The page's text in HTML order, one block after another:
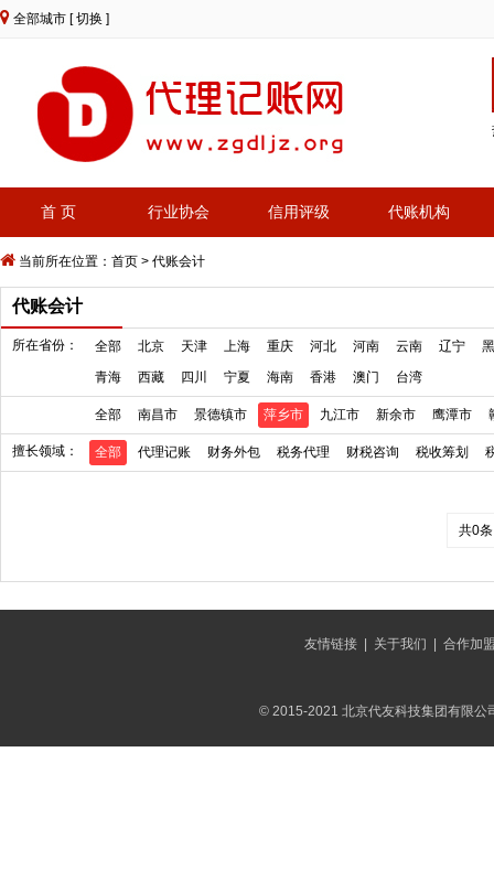
全部城市 [ 切换 ]
首 页 行业协会 信用评级 代账机构
当前所在位置： 首页 > 代账会计
代账会计
所在省份： 全部 北京 天津 上海 重庆 河北 河南 云南 辽宁
青海
西藏 四川 宁夏 海南 香港 澳门 台湾
全部 南昌市 景德镇市 萍乡市 九江市 新余市 鹰潭市
擅长领域： 全部 代理记账 财务外包 税务代理 财税咨询 税收筹划
共0条
友情链接| 关于我们 合作加
© 2015-2021 北京代友科技集团有限